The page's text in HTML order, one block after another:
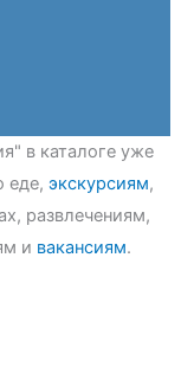
в каталоге уже
еде, экскурсиям,
развлечениям,
и вакансиям.